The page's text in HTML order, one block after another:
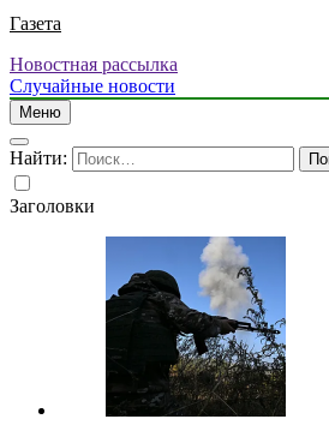
Газета
Новостная рассылка
Случайные новости
Меню
Найти:
Заголовки